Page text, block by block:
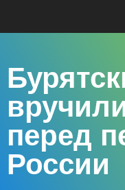
перед
России